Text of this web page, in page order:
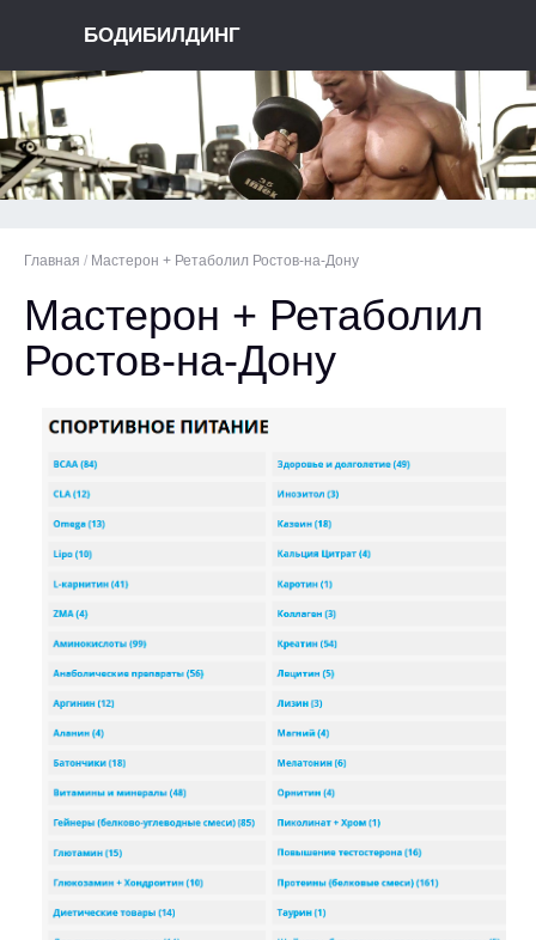
БОДИБИЛДИНГ
Главная / Мастерон + Ретаболил Ростов-на-Дону
Мастерон + Ретаболил
Ростов-на-Дону